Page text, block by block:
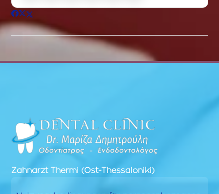
Zahnarzt Thermi (Ost-Thessaloniki)